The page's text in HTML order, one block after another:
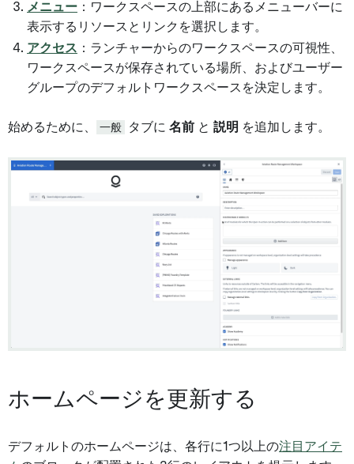
メニュー ：ワークスペースの上部にあるメニューバーに
表示するリソースとリンクを選択します。
アクセス ：ランチャーからのワークスペースの可視性、
ワークスペースが保存されている場所、およびユーザー
グループのデフォルトワークスペースを決定します。
始めるために、 一般 タブに 名前 と 説明 を追加します。
ホームページを更新する
デフォルトのホームページは、各行に1つ以上の注目アイテ